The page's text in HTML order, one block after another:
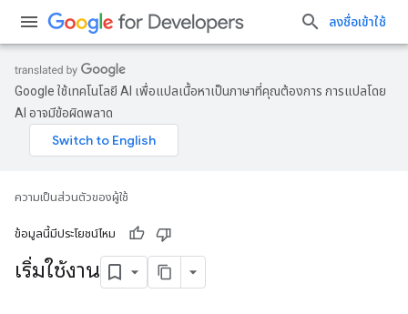
ลงชื่อเข้าใช้
Google ใช้เทคโนโลยี AI เพื่อแปลเนื้อหาเป็นภาษาที่คุณต้องการ การแปลโดย
AI อาจมีข้อผิดพลาด
ความเป็นส่วนตัวของผู้ใช้
ข้อมูลนี้มีประโยชน์ไหม
เริ่มใช้งาน